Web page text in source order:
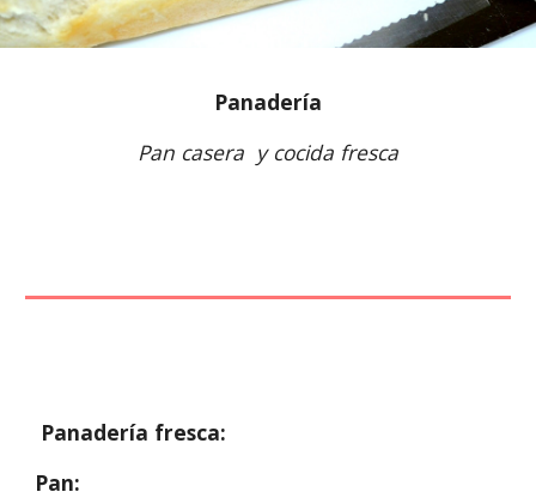
Panadería
Pan casera  y cocida fresca
Panadería fresca:
Pan: